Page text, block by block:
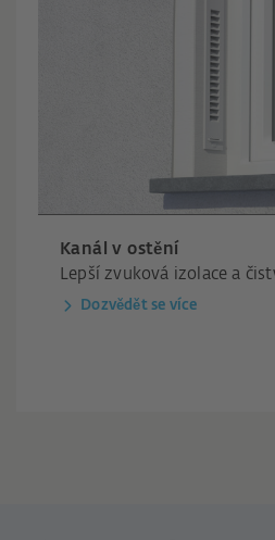
Kanál v ostění
Lepší zvuková izolace a
Dozvědět se více